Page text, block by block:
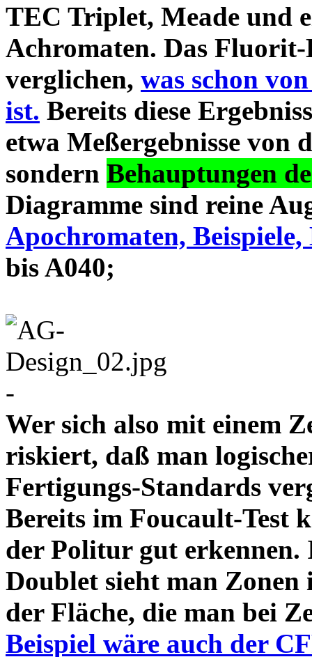
TEC Triplet, Meade und
Achromaten. Das
verglichen, was schon
ist. Bereits diese
etwa Meßergebnisse von
sondern Behauptungen
Diagramme sind reine
Apochromaten, Beispiele,
bis A040;
-
Wer sich also mit einem
riskiert, daß man
Fertigungs-Standards
Bereits im Foucault-Test
der Politur gut
Doublet sieht man Zonen
der Fläche, die man bei
Beispiel wäre auch der